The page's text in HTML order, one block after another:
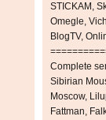
STICKAM,
Omegle,
BlogTV,
Complete
Sibirian
Moscow,
Fattman,